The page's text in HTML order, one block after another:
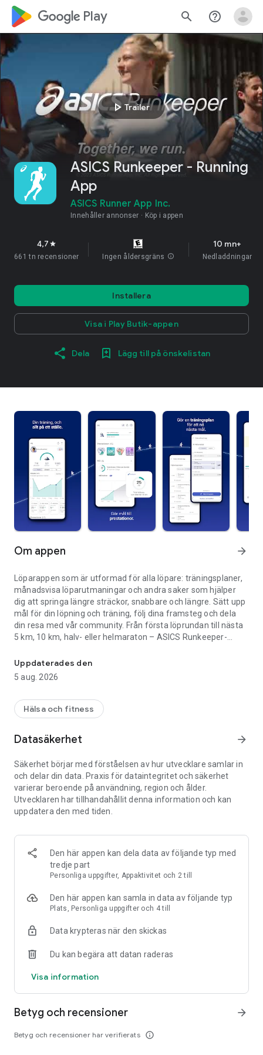
google_logo Play search help_outline
play_arrow Trailer
ASICS Runkeeper - Running
App
ASICS Runner App Inc.
Innehåller annonser Köp i appen
4,7 star
661 tn recensioner Ingen åldersgräns info
10 mn+
Nedladdningar
Installera
Visa i Play Butik-appen
Dela Lägg till på önskelistan
Om appen arrow_forward
Löparappen som är utformad för alla löpare: träningsplaner,
månadsvisa löparutmaningar och andra saker som hjälper
dig att springa längre sträckor, snabbare och längre. Sätt upp
mål för din löpning och träning, följ dina framsteg och dela
din resa med vår community. Från första löprundan till nästa
5 km, 10 km, halv- eller helmaraton – ASICS Runkeeper-
miljoner användare, en siffra som ständigt ökar.
VÅRA VIKTIGASTE FUNKTIONER
Månadsvisa löparutmaningar
Aktivitetsinsikter
Skoföljare
Överblick
• Anpassade träningsplaner: Träna inför ett nytt lopp med en
personligt anpassad träningsplan: 5 eller 10 km, halv- eller
helmaraton.
• Månadsvisa löparutmaningar: Håll motivationen uppe med
månadens löparutmaning. Utmana dina vänner och dela dina
prestationer med Runkeepers community.
vidare: GPS-spårning ger dig en bra inblick i din träning i
realtid. Logga din distans, hastighet, split-tempo, kalorier och
exempel vikt? Våra ASICS Runkeeper-tränare, träningsplaner,
• Följ dina framsteg: Få detaljerade aktivitetsinsikter som
nacken, så talar appen om för dig när det är dags för ett nytt
Uppdaterades den
5 aug. 2026
Hälsa och fitness
Datasäkerhet arrow_forward
Säkerhet börjar med förståelsen av hur utvecklare samlar in
och delar din data. Praxis för dataintegritet och säkerhet
varierar beroende på användning, region och ålder.
Utvecklaren har tillhandahållit denna information och kan
uppdatera den med tiden.
Den här appen kan dela data av följande typ med
tredje part
Personliga uppgifter, Appaktivitet och 2 till
Den här appen kan samla in data av följande typ
Plats, Personliga uppgifter och 4 till
Data krypteras när den skickas
Du kan begära att datan raderas
Visa information
Betyg och recensioner
Betyg och recensioner har verifierats info_outline
arrow_forward